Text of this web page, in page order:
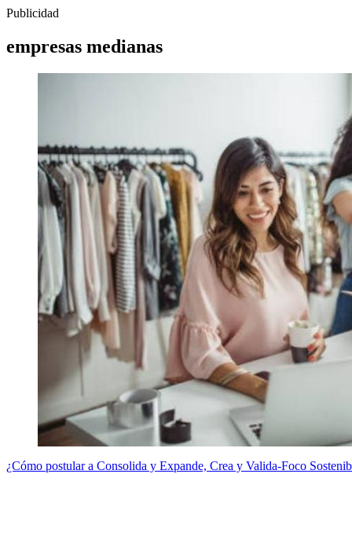
Publicidad
empresas medianas
¿Cómo postular a Consolida y Expande, Crea y Valida-Foco